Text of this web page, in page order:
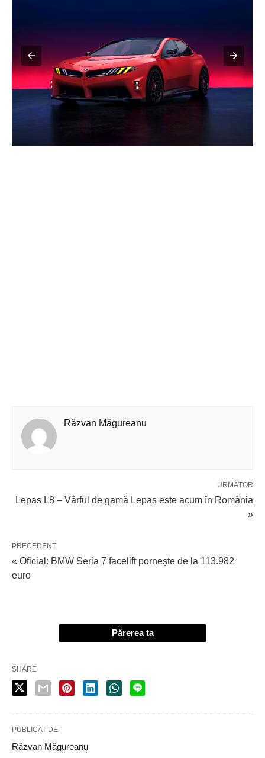
Răzvan Măgureanu
URMĂTOR
Lepas L8 – Vârful de gamă Lepas este acum în România
»
PRECEDENT
« Oficial: BMW Seria 7 facelift pornește de la 113.982
euro
Părerea ta
SHARE
PUBLICAT DE
Răzvan Măgureanu